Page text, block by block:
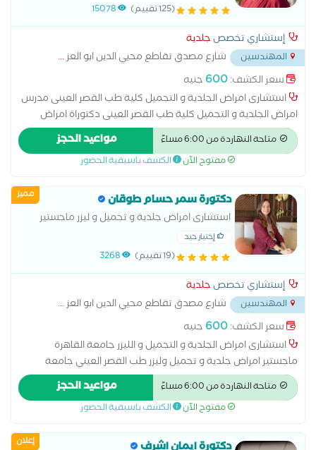
(125 تقييم) 15078
إستشاري تخصص جلدية
المهندسين شارع مصدق تقاطع محيي الدين ابو العز...
سعر الكشف:600 جنيه
استشارى امراض الجلدية و التجميل كلية طب القصر العينى مدرس
امراض الجلدية و التجميل كلية طب القصر العينى دكتوراة امراض
الجلدية و التجميل كلية طب القصر العينى ماجستير امراض الجلدية و
التجميل كلية طب القصر العينى عضو الجمعية المصرية لامراض
متاحة النهاردة من 6:00 مساءً مواعيد الحجز
مفتوح الآن الكشف باسبقية الحضور
مميز دكتورة سمر حسام طوقان
استشارى امراض جلدية و تجميل و ليزر ماجستير
امراض جلدية و تجميل وليزر طب القصر العيني
إختيار جيد
(19 تقييم) 3268
إستشاري تخصص جلدية
المهندسين شارع مصدق تقاطع محيي الدين ابو العز...
سعر الكشف:600 جنيه
استشارى امراض الجلدية و التجميل و الليزر جامعة القاهرة
ماجستير امراض جلدية و تجميل وليزر طب القصر العيني جامعة
القاهرة عضو الجمعية المصرية للامراض الجلدية و التجميل دبلومة
الليزر المعهد القومى لليزر جامعة القاهرة
متاحة النهاردة من 6:00 مساءً مواعيد الحجز
مفتوح الآن الكشف باسبقية الحضور
إعلان